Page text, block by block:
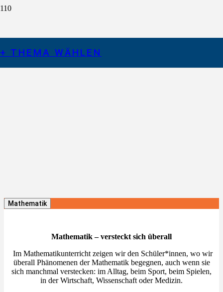
+ THEMA WÄHLEN
MINT
Mathematik
Mathematik – versteckt sich überall
Im Mathematikunterricht zeigen wir den Schüler*innen, wo wir
überall Phänomenen der Mathematik begegnen, auch wenn sie
sich manchmal verstecken: im Alltag, beim Sport, beim Spielen,
in der Wirtschaft, Wissenschaft oder Medizin.